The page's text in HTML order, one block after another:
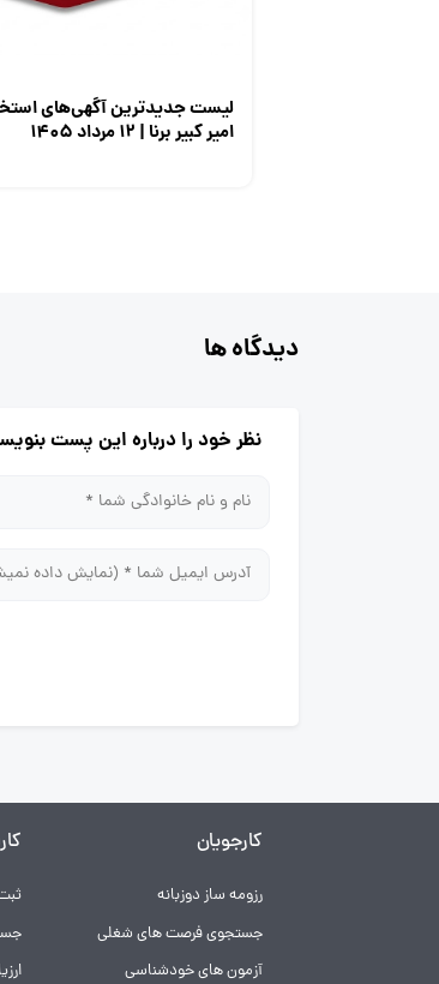
لیست جدیدترین آگهی‌های
امیر کبیر برنا | ۱۲ مرداد ۱۴۰۵
دیدگاه ها
نظر خود را درباره این پست
کارجویان
رزومه ساز دوزبانه
جستجوی فرصت های شغلی
آزمون های خودشناسی